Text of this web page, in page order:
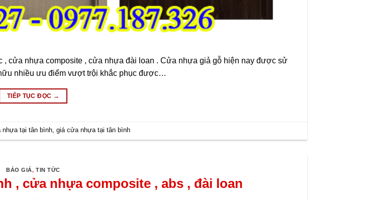
cửa nhựa composite , cửa nhựa đài loan . Cửa nhựa giả gỗ hiện nay được sử
nhiều ưu điểm vượt trội khắc phục được…
TIẾP TỤC ĐỌC →
nhựa tại tân bình ,giá cửa nhựa tại tân bình
BÁO GIÁ,TIN TỨC
, cửa nhựa composite , abs , đài loan